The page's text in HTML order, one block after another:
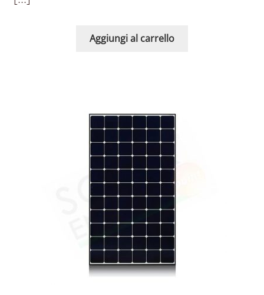
Aggiungi al carrello